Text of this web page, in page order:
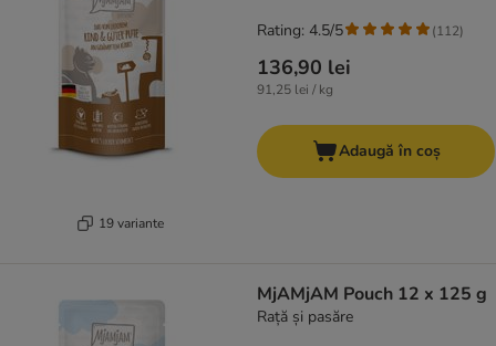
19 variante
136,90 lei
91,25 lei / kg
Rating: 4.5/5 (112)
Adaugă în coș
MjAMjAM Pouch 12 x 125 g
Rață și pasăre